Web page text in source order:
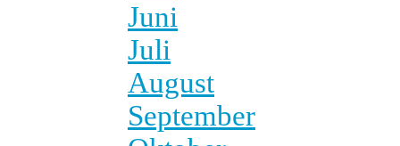
Juni
Juli
August
September